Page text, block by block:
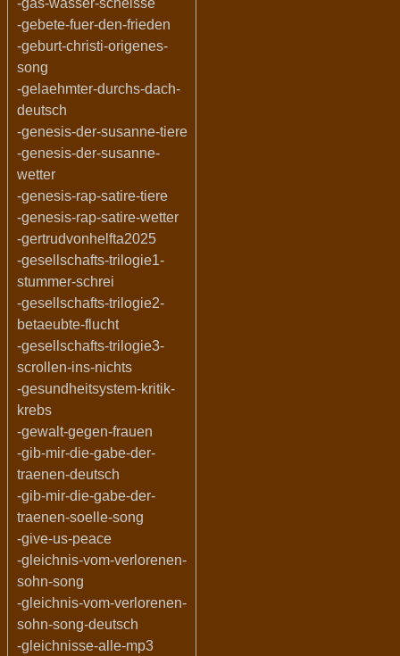
-gas-wasser-scheisse
-gebete-fuer-den-frieden
-geburt-christi-origenes-
song
-gelaehmter-durchs-dach-
deutsch
-genesis-der-susanne-tiere
-genesis-der-susanne-
wetter
-genesis-rap-satire-tiere
-genesis-rap-satire-wetter
-gertrudvonhelfta2025
-gesellschafts-trilogie1-
stummer-schrei
-gesellschafts-trilogie2-
betaeubte-flucht
-gesellschafts-trilogie3-
scrollen-ins-nichts
-gesundheitsystem-kritik-
krebs
-gewalt-gegen-frauen
-gib-mir-die-gabe-der-
traenen-deutsch
-gib-mir-die-gabe-der-
traenen-soelle-song
-give-us-peace
-gleichnis-vom-verlorenen-
sohn-song
-gleichnis-vom-verlorenen-
sohn-song-deutsch
-gleichnisse-alle-mp3